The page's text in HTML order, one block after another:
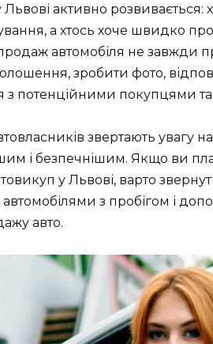
активно розвивається:
а хтось хоче швидко
автомобіля не завжди
зробити фото,
з потенційними покупцями
звертають увагу
і безпечнішим. Якщо ви
у Львові, варто
з пробігом і
авто.